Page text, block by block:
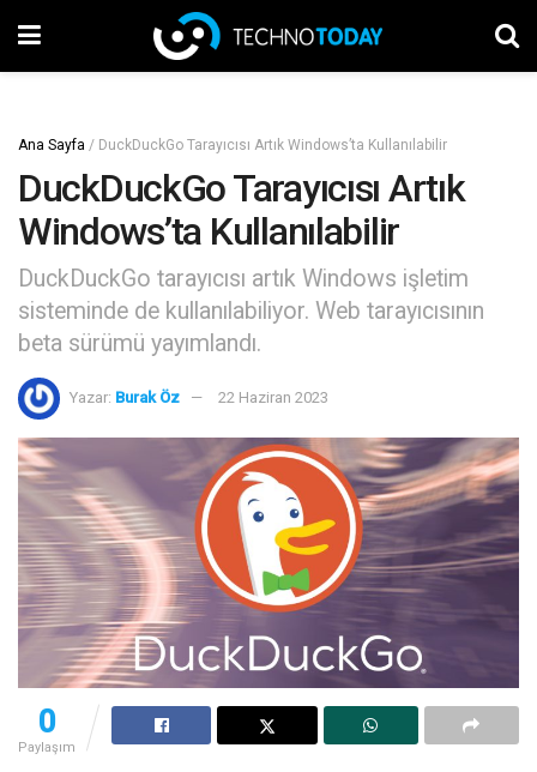
Ana Sayfa / DuckDuckGo Tarayıcısı Artık Windows’ta Kullanılabilir
DuckDuckGo Tarayıcısı Artık
Windows’ta Kullanılabilir
DuckDuckGo tarayıcısı artık Windows işletim
sisteminde de kullanılabiliyor. Web tarayıcısının
beta sürümü yayımlandı.
Yazar: Burak Öz 22 Haziran 2023
0
Paylaşım